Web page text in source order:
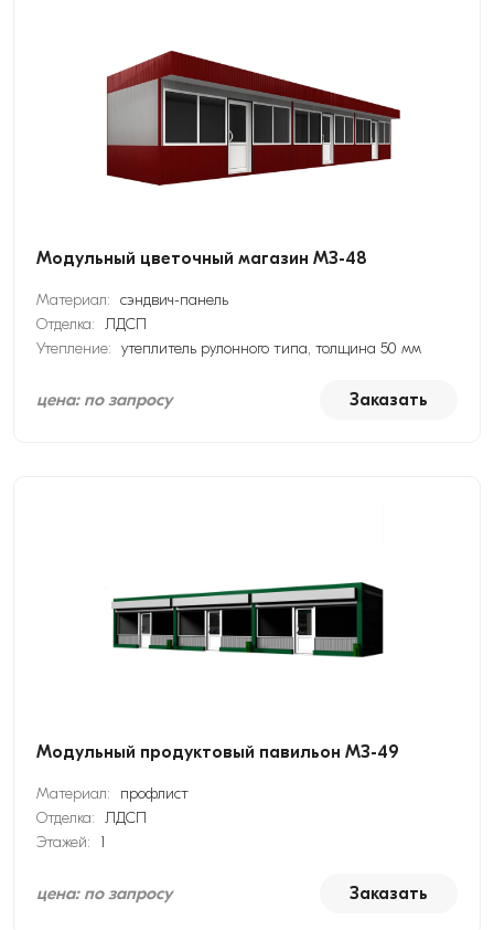
Модульный цветочный магазин МЗ-48
Материал: сэндвич-панель
Отделка: ЛДСП
Утепление: утеплитель рулонного типа, толщина 50 мм
цена: по запросу Заказать
Модульный продуктовый павильон МЗ-49
Материал:
профлист
Отделка: ЛДСП
Этажей:
1
цена: по запросу Заказать